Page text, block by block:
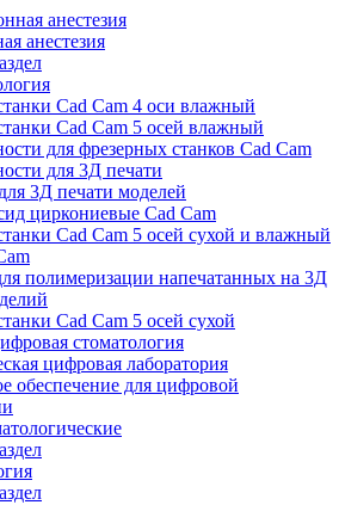
анестезия
анестезия
Cad Cam 4 оси влажный
Cad Cam 5 осей влажный
для фрезерных станков Cad Cam
для 3Д печати
3Д печати моделей
циркониевые Cad Cam
Cad Cam 5 осей сухой и влажный
полимеризации напечатанных на 3Д
Cad Cam 5 осей сухой
стоматология
цифровая лаборатория
обеспечение для цифровой